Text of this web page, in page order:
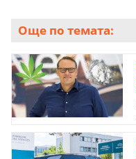
Още по темата: